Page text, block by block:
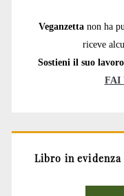
Veganzetta non ha
riceve
Sostieni il suo lavoro
FAI
Libro in evidenza